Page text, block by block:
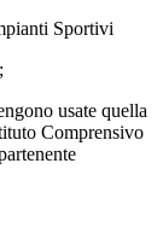
Sportivi
usate quella
Comprensivo